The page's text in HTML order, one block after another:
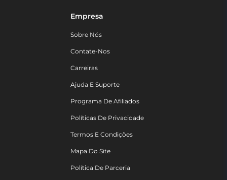
Empresa
Sobre Nós
Contate-Nos
Carreiras
Ajuda E Suporte
Programa De Afiliados
Políticas De Privacidade
Termos E Condições
Mapa Do Site
Política De Parceria